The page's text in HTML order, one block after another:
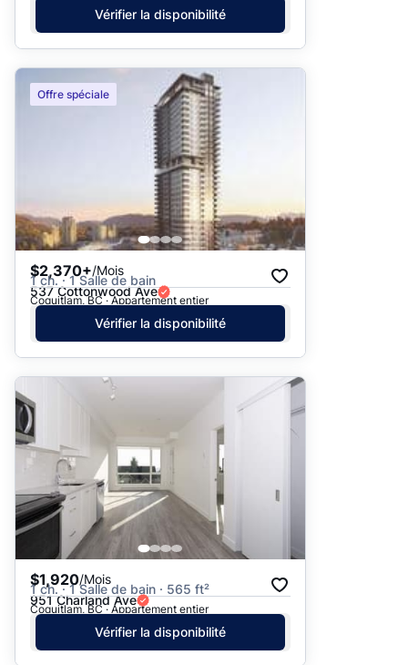
Vérifier la disponibilité
Offre spéciale
$2,370+/Mois
1 ch. · 1 Salle de bain
537 Cottonwood Ave
Coquitlam, BC · Appartement entier
Vérifier la disponibilité
$1,920/Mois
1 ch. · 1 Salle de bain · 565 ft²
951 Charland Ave
Coquitlam, BC · Appartement entier
Vérifier la disponibilité